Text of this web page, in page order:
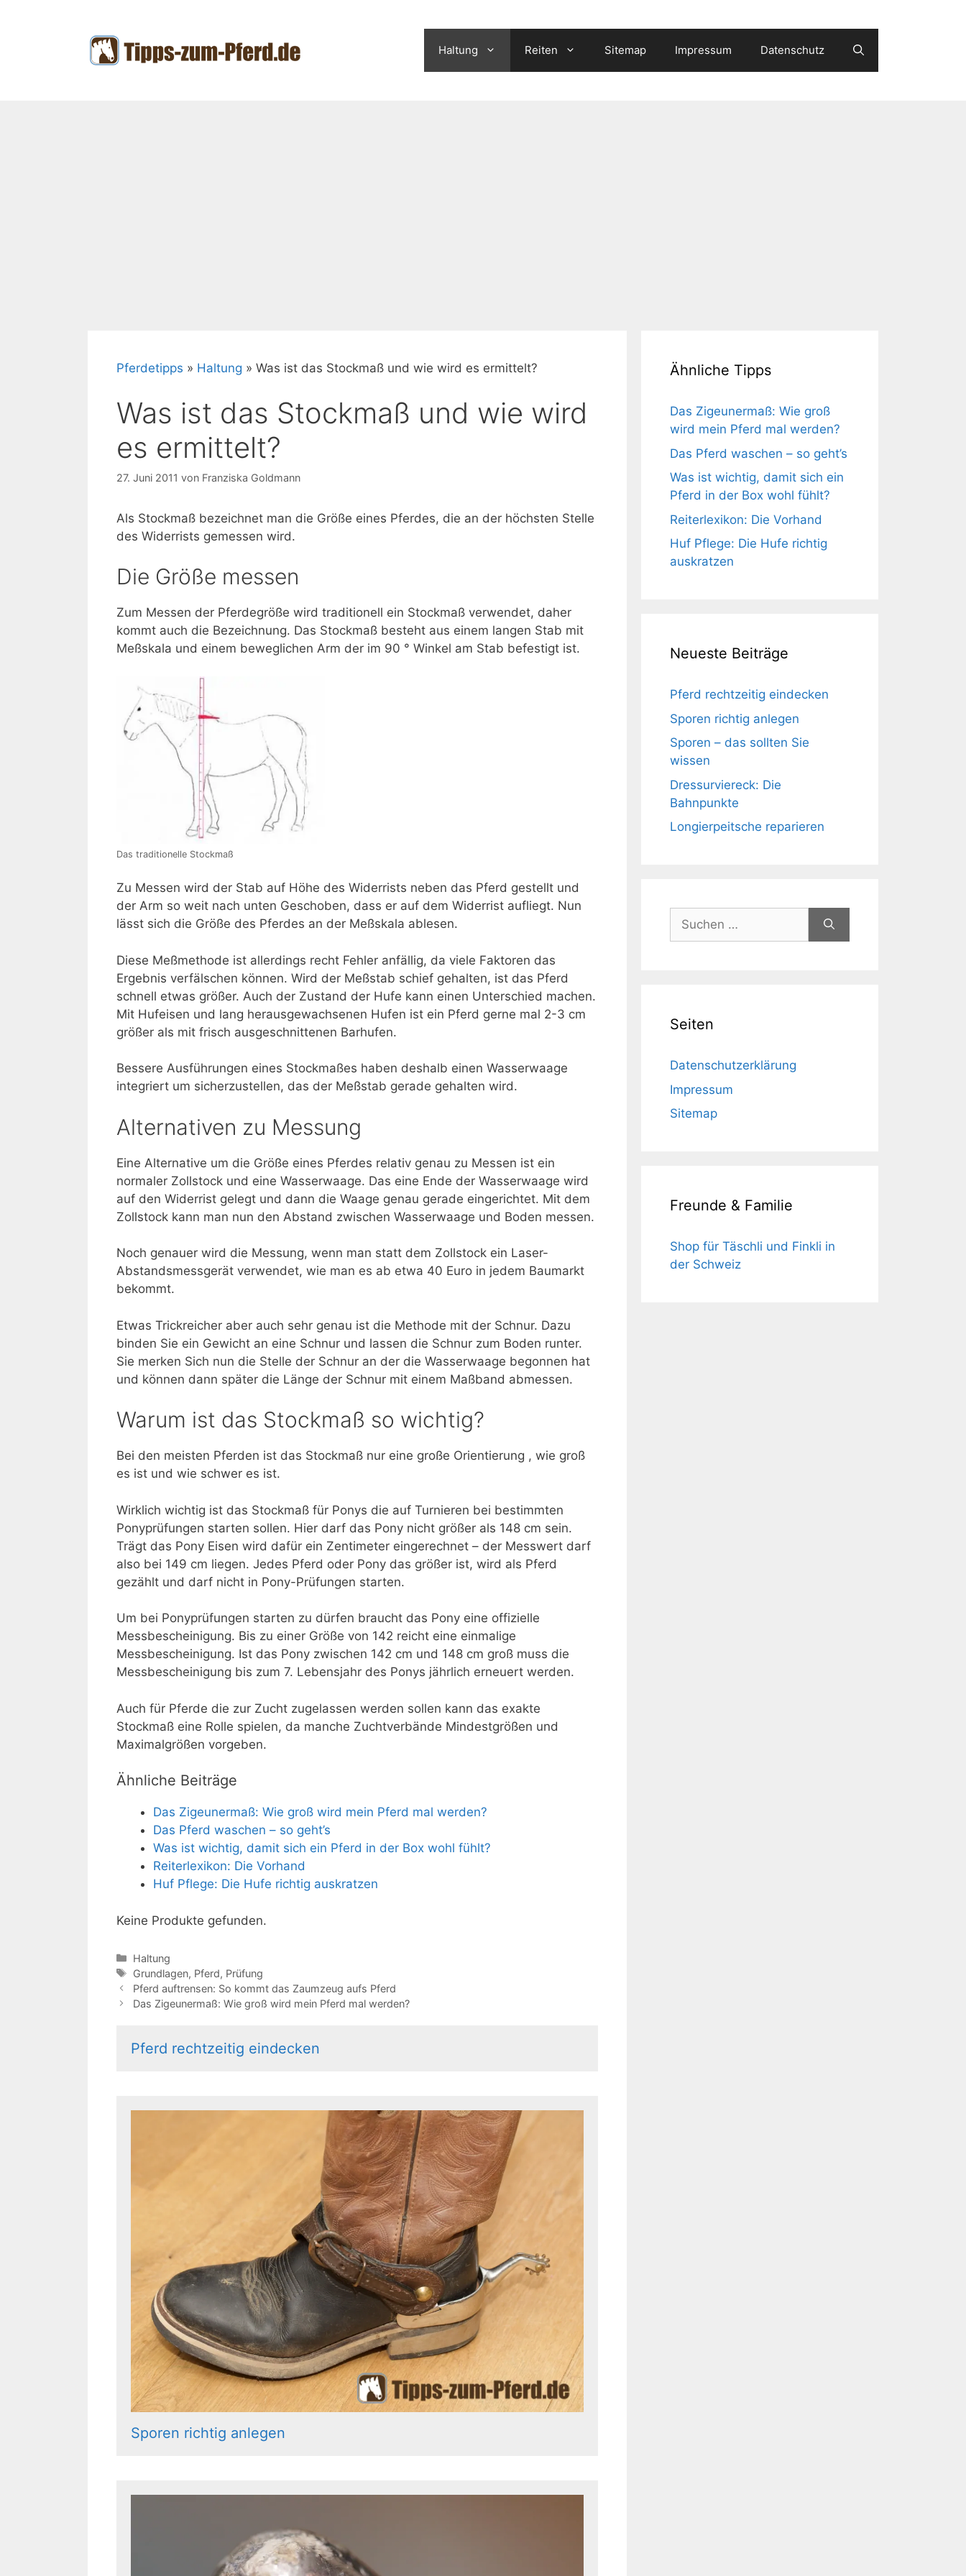
Haltung Reiten Sitemap Impressum Datenschutz
Pferdetipps » Haltung » Was ist das Stockmaß und wie wird es ermittelt?
Was ist das Stockmaß und wie wird
es ermittelt?
27. Juni 2011 von Franziska Goldmann
Als Stockmaß bezeichnet man die Größe eines Pferdes, die an der höchsten Stelle
des Widerrists gemessen wird.
Die Größe messen
Zum Messen der Pferdegröße wird traditionell ein Stockmaß verwendet, daher
kommt auch die Bezeichnung. Das Stockmaß besteht aus einem langen Stab mit
Meßskala und einem beweglichen Arm der im 90 ° Winkel am Stab befestigt ist.
Das traditionelle Stockmaß
Zu Messen wird der Stab auf Höhe des Widerrists neben das Pferd gestellt und
der Arm so weit nach unten Geschoben, dass er auf dem Widerrist aufliegt. Nun
lässt sich die Größe des Pferdes an der Meßskala ablesen.
Diese Meßmethode ist allerdings recht Fehler anfällig, da viele Faktoren das
Ergebnis verfälschen können. Wird der Meßstab schief gehalten, ist das Pferd
schnell etwas größer. Auch der Zustand der Hufe kann einen Unterschied machen.
Mit Hufeisen und lang herausgewachsenen Hufen ist ein Pferd gerne mal 2-3 cm
größer als mit frisch ausgeschnittenen Barhufen.
Bessere Ausführungen eines Stockmaßes haben deshalb einen Wasserwaage
integriert um sicherzustellen, das der Meßstab gerade gehalten wird.
Alternativen zu Messung
Eine Alternative um die Größe eines Pferdes relativ genau zu Messen ist ein
normaler Zollstock und eine Wasserwaage. Das eine Ende der Wasserwaage wird
auf den Widerrist gelegt und dann die Waage genau gerade eingerichtet. Mit dem
Zollstock kann man nun den Abstand zwischen Wasserwaage und Boden messen.
Noch genauer wird die Messung, wenn man statt dem Zollstock ein Laser-
Abstandsmessgerät verwendet, wie man es ab etwa 40 Euro in jedem Baumarkt
bekommt.
Etwas Trickreicher aber auch sehr genau ist die Methode mit der Schnur. Dazu
binden Sie ein Gewicht an eine Schnur und lassen die Schnur zum Boden runter.
Sie merken Sich nun die Stelle der Schnur an der die Wasserwaage begonnen hat
und können dann später die Länge der Schnur mit einem Maßband abmessen.
Warum ist das Stockmaß so wichtig?
Bei den meisten Pferden ist das Stockmaß nur eine große Orientierung , wie groß
es ist und wie schwer es ist.
Wirklich wichtig ist das Stockmaß für Ponys die auf Turnieren bei bestimmten
Ponyprüfungen starten sollen. Hier darf das Pony nicht größer als 148 cm sein.
Trägt das Pony Eisen wird dafür ein Zentimeter eingerechnet – der Messwert darf
also bei 149 cm liegen. Jedes Pferd oder Pony das größer ist, wird als Pferd
gezählt und darf nicht in Pony-Prüfungen starten.
Um bei Ponyprüfungen starten zu dürfen braucht das Pony eine offizielle
Messbescheinigung. Bis zu einer Größe von 142 reicht eine einmalige
Messbescheinigung. Ist das Pony zwischen 142 cm und 148 cm groß muss die
Messbescheinigung bis zum 7. Lebensjahr des Ponys jährlich erneuert werden.
Auch für Pferde die zur Zucht zugelassen werden sollen kann das exakte
Stockmaß eine Rolle spielen, da manche Zuchtverbände Mindestgrößen und
Maximalgrößen vorgeben.
Ähnliche Beiträge
Das Zigeunermaß: Wie groß wird mein Pferd mal werden?
Das Pferd waschen – so geht’s
Was ist wichtig, damit sich ein Pferd in der Box wohl fühlt?
Reiterlexikon: Die Vorhand
Huf Pflege: Die Hufe richtig auskratzen
Keine Produkte gefunden.
Kategorien
Haltung
Schlagwörter
Grundlagen, Pferd, Prüfung
Pferd auftrensen: So kommt das Zaumzeug aufs Pferd
Das Zigeunermaß: Wie groß wird mein Pferd mal werden?
Pferd rechtzeitig eindecken
Sporen richtig anlegen
Ähnliche Tipps
Das Zigeunermaß: Wie groß
wird mein Pferd mal werden?
Das Pferd waschen – so geht’s
Was ist wichtig, damit sich ein
Pferd in der Box wohl fühlt?
Reiterlexikon: Die Vorhand
Huf Pflege: Die Hufe richtig
auskratzen
Neueste Beiträge
Pferd rechtzeitig eindecken
Sporen richtig anlegen
Sporen – das sollten Sie
wissen
Dressurviereck: Die
Bahnpunkte
Longierpeitsche reparieren
Suchen
nach:
Seiten
Datenschutzerklärung
Impressum
Sitemap
Freunde & Familie
Shop für Täschli und Finkli in
der Schweiz